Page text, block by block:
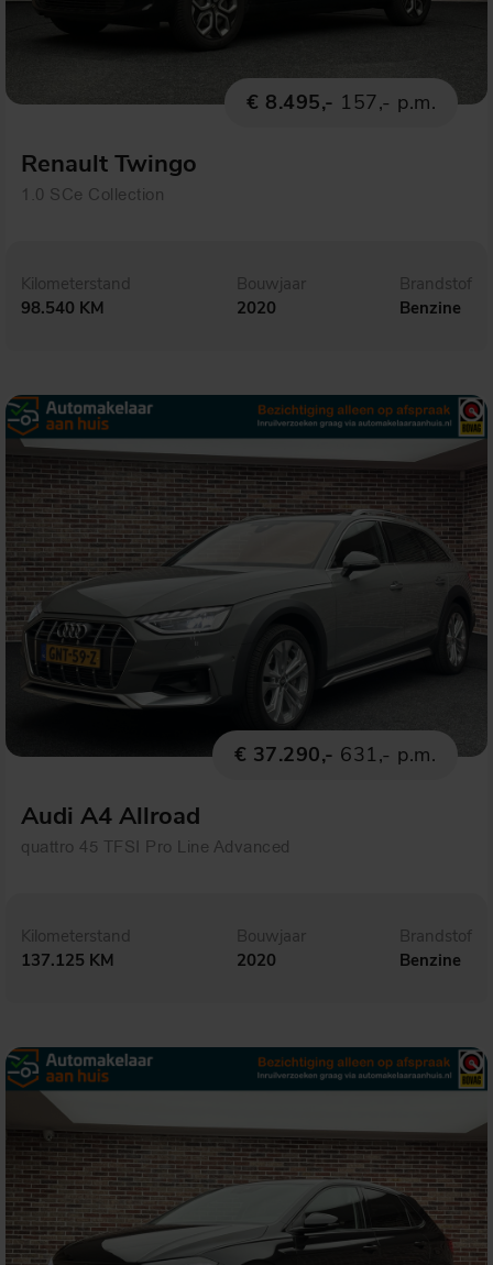
€ 8.495,- 157,- p.m.
Renault Twingo
1.0 SCe Collection
Kilometerstand
98.540 KM
Bouwjaar
2020
Brandstof
Benzine
€ 37.290,- 631,- p.m.
Audi A4 Allroad
quattro 45 TFSI Pro Line Advanced
Kilometerstand
137.125 KM
Bouwjaar
2020
Brandstof
Benzine